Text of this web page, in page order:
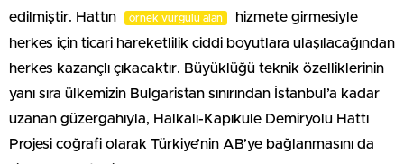
edilmiştir. Hattın
örnek vurgulu alan
hizmete girmesiyle
herkes için ticari hareketlilik ciddi boyutlara ulaşılacağından
herkes kazançlı çıkacaktır. Büyüklüğü teknik özelliklerinin
yanı sıra ülkemizin Bulgaristan sınırından İstanbul’a kadar
uzanan güzergahıyla, Halkalı-Kapıkule Demiryolu Hattı
Projesi coğrafi olarak Türkiye’nin AB’ye bağlanmasını da